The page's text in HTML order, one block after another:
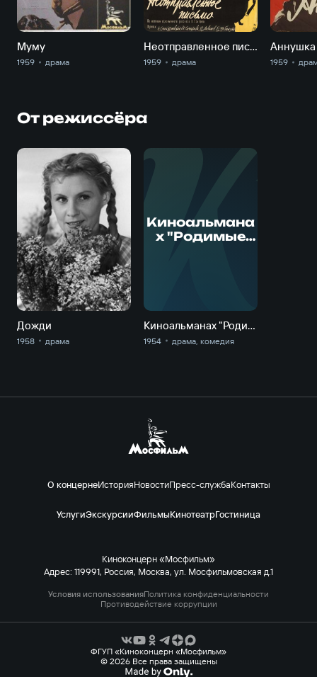
Муму
1959 драма
Неотправленное письмо
1959 драма
Аннушка
1959
От режиссёра
Дожди
1958 драма К
Киноальмана
х "Родимые
Киноальманах "Родимые пятна". Я ничего не помню
1954 драма, комедия
О концернеИсторияНовостиПресс-службаКонтакты
УслугиЭкскурсииФильмыКинотеатрГостиница
Киноконцерн «Мосфильм»
Адрес: 119991, Россия, Москва, ул. Мосфильмовская д.1
Условия использованияПолитика конфиденциальности
Противодействие коррупции
ФГУП «Киноконцерн «Мосфильм»
© 2026 Все права защищены